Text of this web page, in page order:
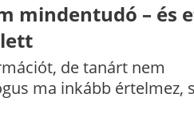
mindentudó – és
de tanárt nem
ma inkább értelmez,